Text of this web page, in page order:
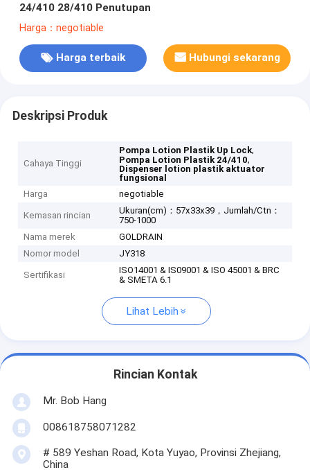
24/410 28/410 Penutupan
Harga：negotiable
Harga terbaik Hubungi sekarang
Deskripsi Produk
Cahaya Tinggi
Pompa Lotion Plastik Up Lock,
Pompa Lotion Plastik 24/410,
Dispenser lotion plastik aktuator
fungsional
Harga
negotiable
Kemasan rincian
Ukuran(cm)：57x33x39，Jumlah/Ctn：
750-1000
Nama merek
GOLDRAIN
Nomor model
JY318
Sertifikasi
ISO14001 & IS09001 & ISO 45001 & BRC
& SMETA 6.1
Lihat Lebih
Rincian Kontak
Mr. Bob Hang
008618758071282
# 589 Yeshan Road, Kota Yuyao, Provinsi Zhejiang,
China